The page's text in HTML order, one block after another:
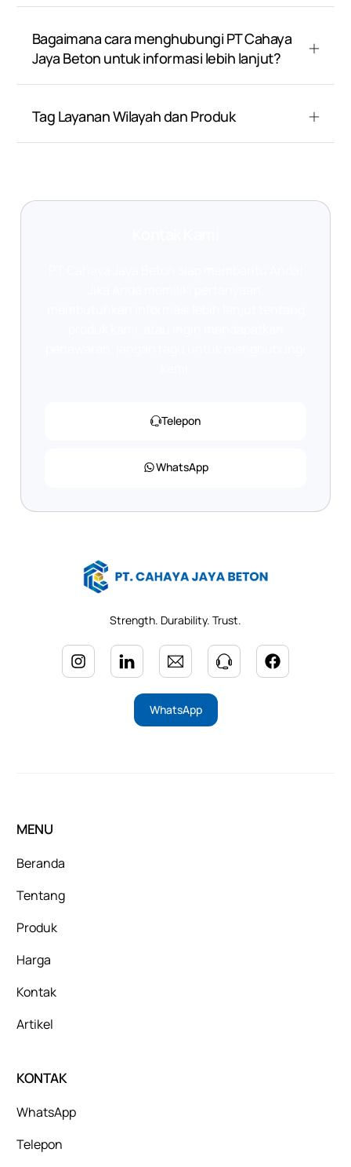
Bagaimana cara menghubungi PT Cahaya
Jaya Beton untuk informasi lebih lanjut?
Tag Layanan Wilayah dan Produk
Telepon
WhatsApp
Strength. Durability. Trust.
WhatsApp
MENU
Beranda
Tentang
Produk
Harga
Kontak
Artikel
KONTAK
WhatsApp
Telepon